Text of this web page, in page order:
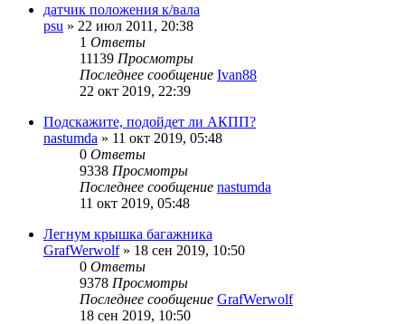
датчик положения к/вала
psu » 22 июл 2011, 20:38
1 Ответы
11139 Просмотры
Последнее сообщение Ivan88
22 окт 2019, 22:39
Подскажите, подойдет ли АКПП?
nastumda » 11 окт 2019, 05:48
0 Ответы
9338 Просмотры
Последнее сообщение nastumda
11 окт 2019, 05:48
Легнум крышка багажника
GrafWerwolf» 18 сен 2019, 10:50
0 Ответы
9378 Просмотры
Последнее сообщение GrafWerwolf
18 сен 2019, 10:50